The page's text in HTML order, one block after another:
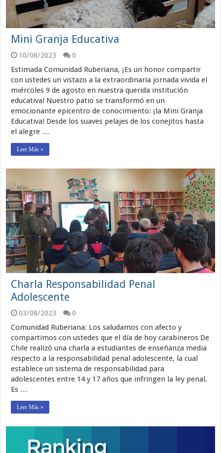
Mini Granja Educativa
10/08/2023
0
Estimada Comunidad Ruberiana, ¡Es un honor compartir
con ustedes un vistazo a la extraordinaria jornada vivida el
miércoles 9 de agosto en nuestra querida institución
educativa! Nuestro patio se transformó en un
emocionante epicentro de conocimiento: ¡la Mini Granja
Educativa! Desde los suaves pelajes de los conejitos hasta
el alegre …
Leer Más »
Charla Responsabilidad Penal
Adolescente
03/08/2023
0
Comunidad Ruberiana: Los saludamos con afecto y
compartimos con ustedes que el día de hoy carabineros De
Chile realizó una charla a estudiantes de enseñanza media
respecto a la responsabilidad penal adolescente, la cual
establece un sistema de responsabilidad para
adolescentes entre 14 y 17 años que infringen la ley penal.
Es …
Leer Más »